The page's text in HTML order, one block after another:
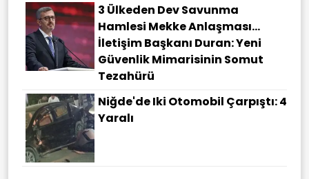
3 Ülkeden Dev Savunma
Hamlesi Mekke Anlaşması…
İletişim Başkanı Duran: Yeni
Güvenlik Mimarisinin Somut
Tezahürü
Niğde'de Iki Otomobil Çarpıştı: 4
Yaralı